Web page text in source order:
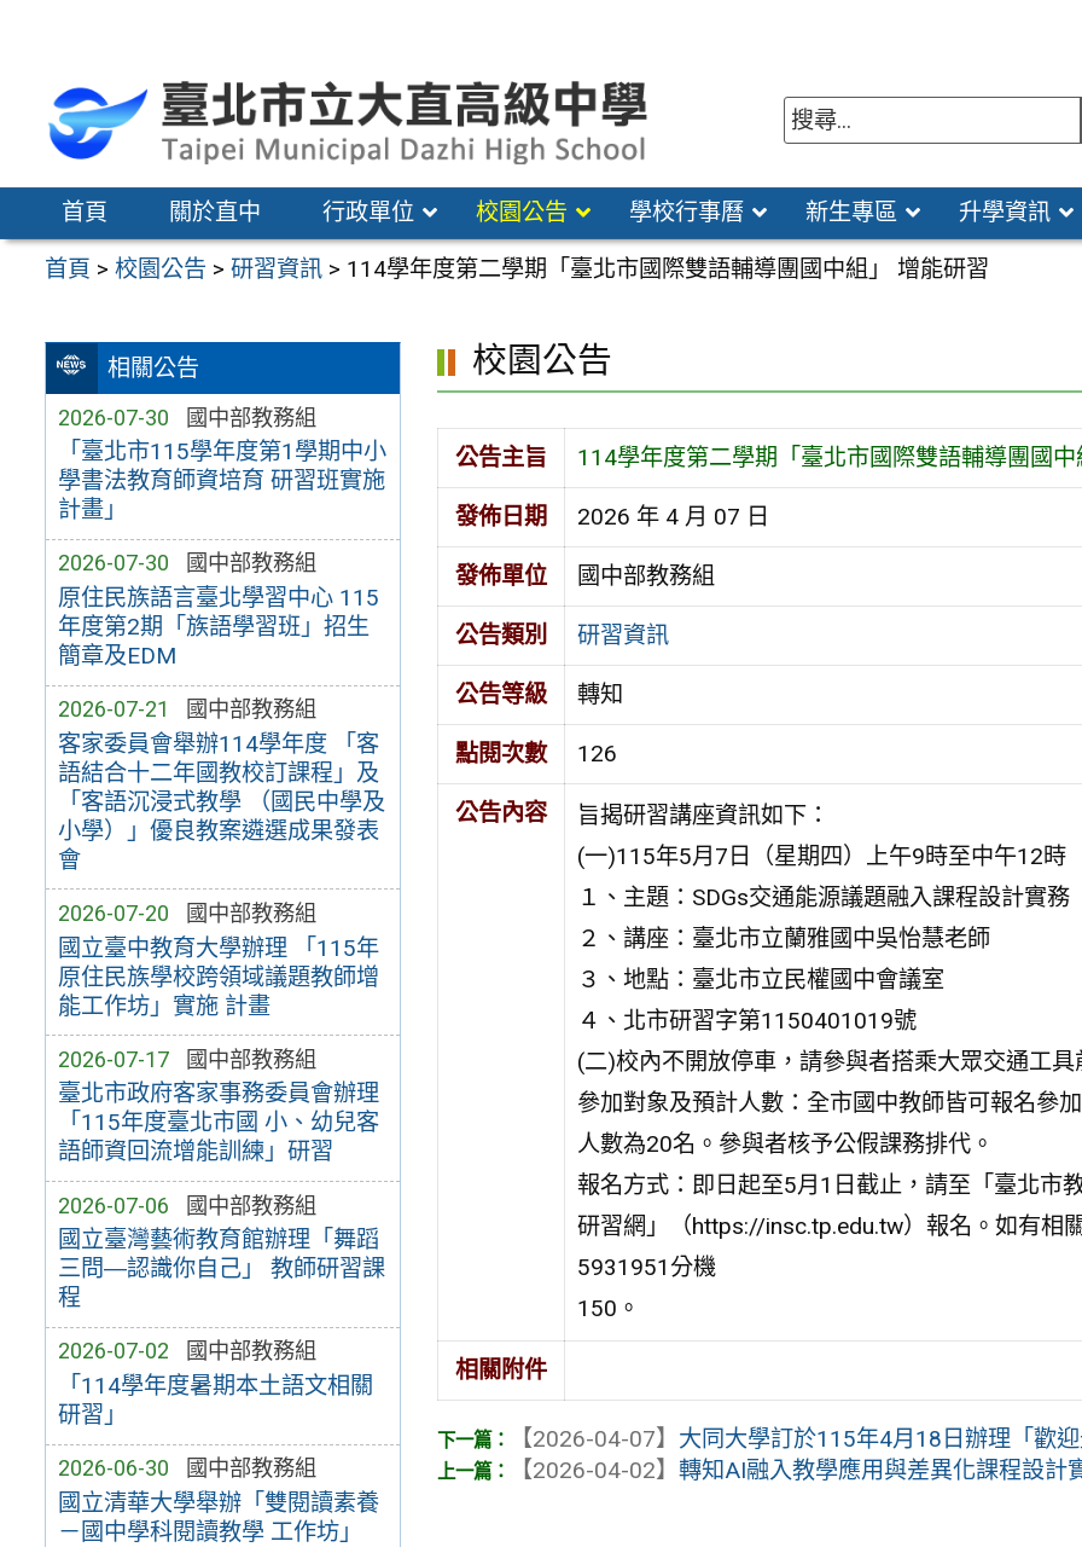
區
首頁 關於直中 行政單位 校園公告 學校行事曆 新生專區 升學資訊
首頁 >校園公告 >研習資訊 > 114學年度第二學期「臺北市國際雙語輔導團國中組」 增能研習
相關公告
2026-07-30 國中部教務組
「臺北市115學年度第1學期中小
學書法教育師資培育 研習班實施
計畫」
2026-07-30 國中部教務組
原住民族語言臺北學習中心 115
年度第2期「族語學習班」招生
簡章及EDM
2026-07-21 國中部教務組
客家委員會舉辦114學年度 「客
語結合十二年國教校訂課程」及
「客語沉浸式教學 （國民中學及
小學）」優良教案遴選成果發表
會
2026-07-20 國中部教務組
國立臺中教育大學辦理 「115年
原住民族學校跨領域議題教師增
能工作坊」實施 計畫
2026-07-17 國中部教務組
臺北市政府客家事務委員會辦理
「115年度臺北市國 小、幼兒客
語師資回流增能訓練」研習
2026-07-06 國中部教務組
國立臺灣藝術教育館辦理「舞蹈
三問―認識你自己」 教師研習課
程
2026-07-02 國中部教務組
「114學年度暑期本土語文相關
研習」
2026-06-30 國中部教務組
國立清華大學舉辦「雙閱讀素養
－國中學科閱讀教學 工作坊」
校園公告
公告主旨 114學年度第二學期「臺北市國際雙語輔導團國
發佈日期 2026 年 4 月 07 日
發佈單位 國中部教務組
公告類別 研習資訊
公告等級 轉知
點閱次數 126
公告內容
旨揭研習講座資訊如下：
(一)115年5月7日（星期四）上午9時至中午12時
１、主題：SDGs交通能源議題融入課程設計實務
２、講座：臺北市立蘭雅國中吳怡慧老師
３、地點：臺北市立民權國中會議室
４、北市研習字第1150401019號
(二)校內不開放停車，請參與者搭乘大眾交通工具
參加對象及預計人數：全市國中教師皆可報名參
人數為20名。參與者核予公假課務排代。
報名方式：即日起至5月1日截止，請至「臺北市
研習網」（https://insc.tp.edu.tw）報名。如有相
5931951分機
150。
相關附件
【2026-04-07】 大同大學訂於115年4月18日辦理「歡迎
【2026-04-02】轉知AI融入教學應用與差異化課程設計